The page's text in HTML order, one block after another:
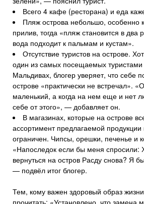
Всего 4 кафе (ресторана) и еда
Пляж острова небольшо, особенно
прилив, тогда «пляж становится в
вода подходит к пальмам и кустам».
Отсутствие туристов на острове.
один из самых посещаемых туристами
Мальдивах, блогер уверяет, что себе
острове «практически не встречал».
маленький, а когда на нем еще и нет
себе от этого», — добавляет он.
В магазинах, которые на острове
ассортимент предлагаемой
ограничен. Чипсы, орешки, печенье и
«Напоследок если бы меня спросили:
вернуться на остров Расду снова? Я
— подвёл итог блогер.
Тем, кому важен здоровый образ
прочитать: «Установлено, что замена